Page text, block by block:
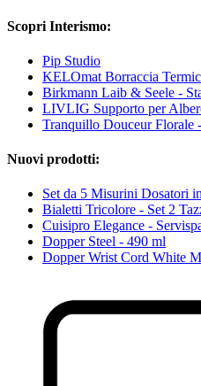
Scopri Interismo:
Pip Studio
KELOmat Borraccia
Birkmann Laib & Seele -
LIVLIG Supporto per
Tranquillo Douceur Florale
Nuovi prodotti:
Set da 5 Misurini Dosatori
Bialetti Tricolore - Set 2
Cuisipro Elegance -
Dopper Steel - 490 ml
Dopper Wrist Cord White